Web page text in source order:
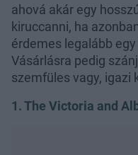
ahová akár egy
kiruccanni, ha
érdemes legalább
Vásárlásra pedig
szemfüles vagy, igazi
1. The Victoria and